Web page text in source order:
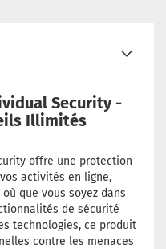
Security -
Illimités
offre une protection
activités en ligne,
que vous soyez dans
de sécurité
technologies, ce produit
contre les menaces